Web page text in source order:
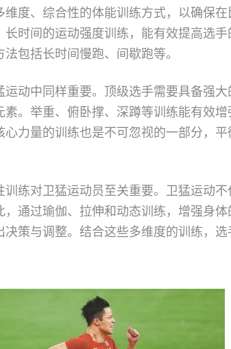
度、综合性的体能训练方式，以确保
长时间的运动强度训练，能有效提高选
包括长时间慢跑、间歇跑等。
动中同样重要。顶级选手需要具备强
素。举重、俯卧撑、深蹲等训练能有效
力量的训练也是不可忽视的一部分，
训练对卫猛运动员至关重要。卫猛运动
，通过瑜伽、拉伸和动态训练，增强身
决策与调整。结合这些多维度的训练，